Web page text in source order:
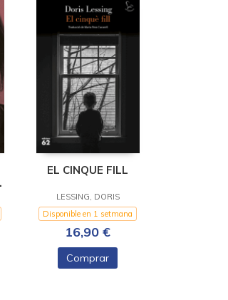
EL CINQUE FILL
LESSING, DORIS
Disponible en 1 setmana
16,90 €
Comprar